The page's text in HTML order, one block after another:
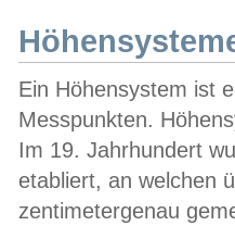
Ein Höhensystem ist
Messpunkten.
Im 19. Jahrhundert
etabliert, an welchen
zentimetergenau